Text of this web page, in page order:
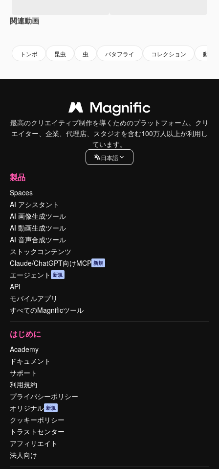
関連動画
トンボ 昆虫 虫 バタフライ コレクション 動物
最高のクリエイティブ制作を導くためのプラットフォーム。クリ
エイター、企業、代理店、スタジオを含む100万人以上が利用し
ています。
日本語
製品
Spaces
AI アシスタント
AI 画像生成ツール
AI 動画生成ツール
AI 音声合成ツール
ストックコンテンツ
Claude/ChatGPT向けMCP 新規
エージェント 新規
API
モバイルアプリ
すべてのMagnificツール
はじめに
Academy
ドキュメント
サポート
利用規約
プライバシーポリシー
オリジナル 新規
クッキーポリシー
トラストセンター
アフィリエイト
法人向け